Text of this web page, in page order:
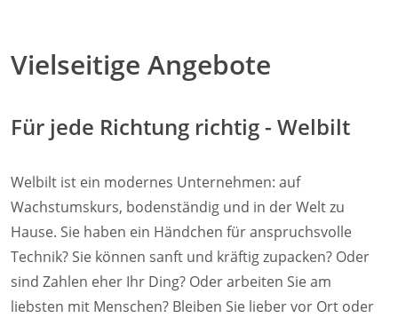
Vielseitige Angebote
Für jede Richtung richtig - Welbilt
Welbilt ist ein modernes Unternehmen: auf
Wachstumskurs, bodenständig und in der Welt zu
Hause. Sie haben ein Händchen für anspruchsvolle
Technik? Sie können sanft und kräftig zupacken? Oder
sind Zahlen eher Ihr Ding? Oder arbeiten Sie am
liebsten mit Menschen? Bleiben Sie lieber vor Ort oder